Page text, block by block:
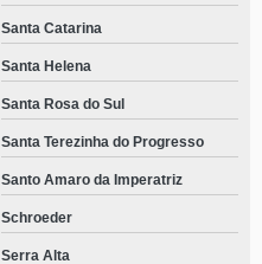
Santa Catarina
Santa Helena
Santa Rosa do Sul
Santa Terezinha do Progresso
Santo Amaro da Imperatriz
Schroeder
Serra Alta